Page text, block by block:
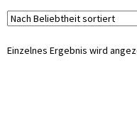
Einzelnes Ergebnis wird